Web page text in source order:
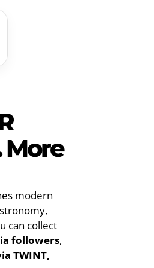
More
modern
can collect
followers,
TWINT,